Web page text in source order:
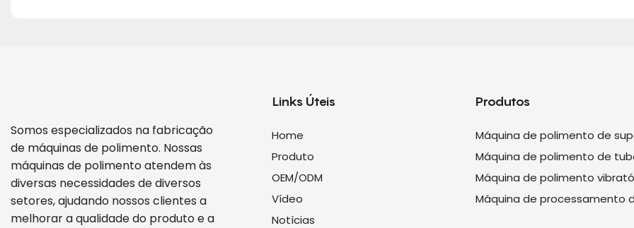
Somos especializados na fabricação
de máquinas de polimento. Nossas
máquinas de polimento atendem às
diversas necessidades de diversos
setores, ajudando nossos clientes a
melhorar a qualidade do produto e a
Links Úteis
Home
Produto
OEM/ODM
Vídeo
Notícias
Produtos
Máquina de polimento de
Máquina de polimento de
Máquina de polimento
Máquina de processamento